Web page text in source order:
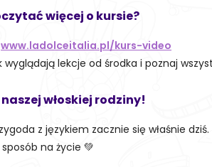
więcej o kursie?
www.ladolceitalia.pl/kurs-video
wyglądają lekcje od środka i poznaj
naszej włoskiej rodziny!
z językiem zacznie się właśnie
na życie 💚